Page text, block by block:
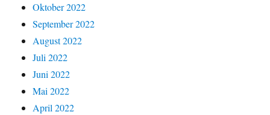
Oktober 2022
September 2022
August 2022
Juli 2022
Juni 2022
Mai 2022
April 2022